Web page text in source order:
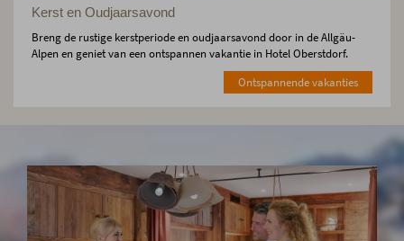
Kerst en Oudjaarsavond
Breng de rustige kerstperiode en oudjaarsavond door in de Allgäu-
Alpen en geniet van een ontspannen vakantie in Hotel Oberstdorf.
Ontspannende vakanties